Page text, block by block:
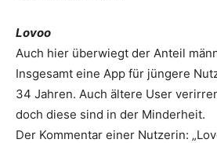
Lovoo
Auch hier überwiegt der Anteil
Insgesamt eine App für jüngere
34 Jahren. Auch ältere User
doch diese sind in der Minderheit.
Der Kommentar einer Nutzerin: